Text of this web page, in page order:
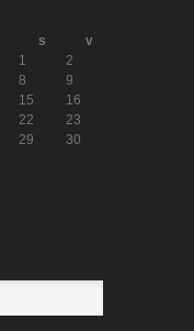
s
v
1
2
8
9
15
16
22
23
29
30